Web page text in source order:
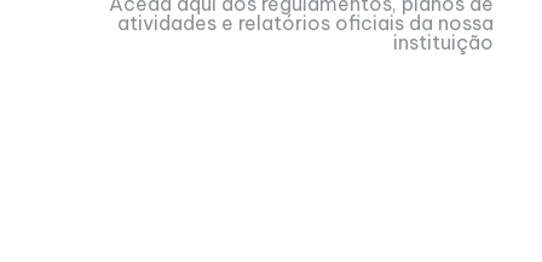
atividades e relatórios oficiais da nossa
instituição